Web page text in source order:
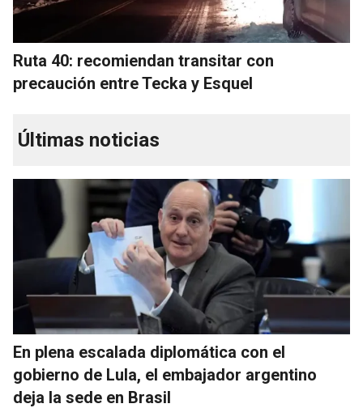
Ruta 40: recomiendan transitar con
precaución entre Tecka y Esquel
Últimas noticias
En plena escalada diplomática con el
gobierno de Lula, el embajador argentino
deja la sede en Brasil